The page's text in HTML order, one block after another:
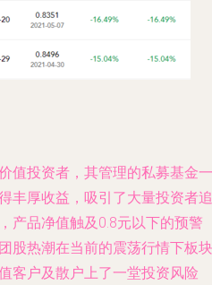
值投资者，其管理的私募基金一
丰厚收益，吸引了大量投资者追
产品净值触及0.8元以下的预警
股热潮在当前的震荡行情下板块
客户及散户上了一堂投资风险